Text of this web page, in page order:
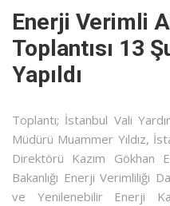
Enerji Verimli
Toplantısı 13
Yapıldı
Toplantı; İstanbul Vali
Müdürü Muammer Yıldız,
Direktörü Kazım Gökhan
Bakanlığı Enerji Verimliliği
ve Yenilenebilir Enerji